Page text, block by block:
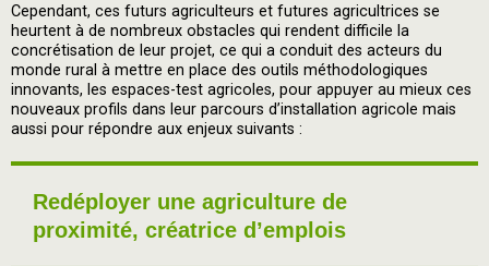
Cependant, ces futurs agriculteurs et futures agricultrices se
heurtent à de nombreux obstacles qui rendent difficile la
concrétisation de leur projet, ce qui a conduit des acteurs du
monde rural à mettre en place des outils méthodologiques
innovants, les espaces-test agricoles, pour appuyer au mieux ces
nouveaux profils dans leur parcours d’installation agricole mais
aussi pour répondre aux enjeux suivants :
Redéployer une agriculture de
proximité, créatrice d’emplois